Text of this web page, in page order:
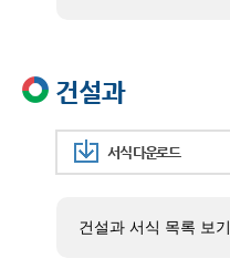
건설과
서식 다운로드
건설과 서식 목록 보기